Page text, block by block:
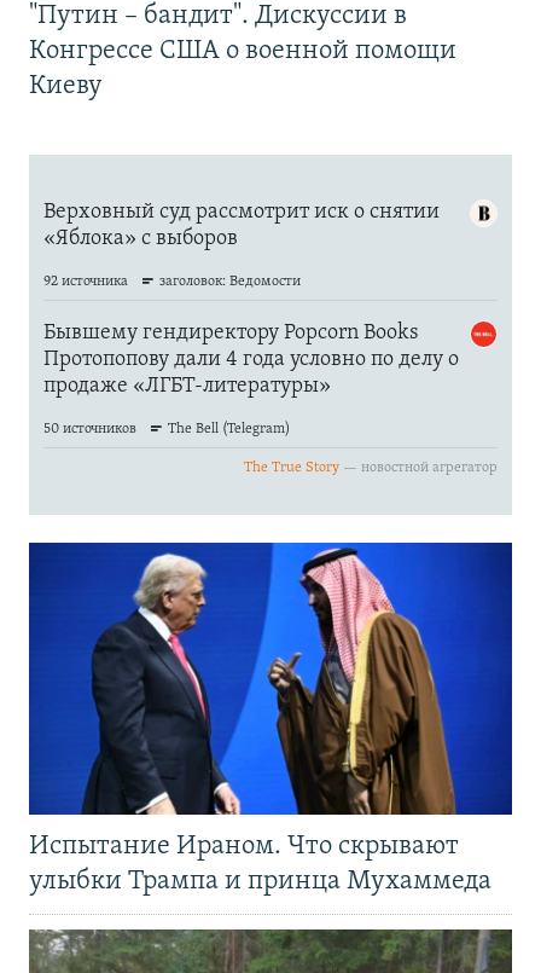
"Путин – бандит". Дискуссии в
Конгрессе США о военной помощи
Киеву
Испытание Ираном. Что скрывают
улыбки Трампа и принца Мухаммеда